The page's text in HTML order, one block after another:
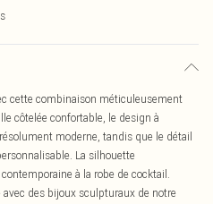
cette combinaison méticuleusement
côtelée confortable, le design à
moderne, tandis que le détail
La silhouette
à la robe de cocktail.
des bijoux sculpturaux de notre